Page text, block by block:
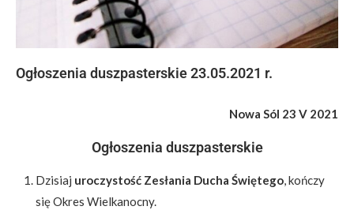
Ogłoszenia duszpasterskie 23.05.2021 r.
Nowa Sól 23 V 2021
Ogłoszenia duszpasterskie
Dzisiaj uroczystość Zesłania Ducha Świętego, kończy
się Okres Wielkanocny.